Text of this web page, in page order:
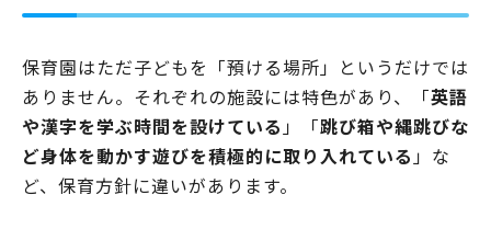
保育園はただ子どもを「預ける場所」というだけでは
ありません。それぞれの施設には特色があり、「英語
や漢字を学ぶ時間を設けている」「跳び箱や縄跳びな
ど身体を動かす遊びを積極的に取り入れている」な
ど、保育方針に違いがあります。